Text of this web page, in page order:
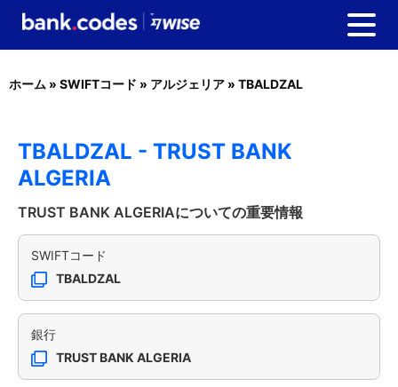
ホーム » SWIFTコード » アルジェリア » TBALDZAL
TBALDZAL - TRUST BANK
ALGERIA
TRUST BANK ALGERIAについての重要情報
SWIFTコード
TBALDZAL
銀行
TRUST BANK ALGERIA